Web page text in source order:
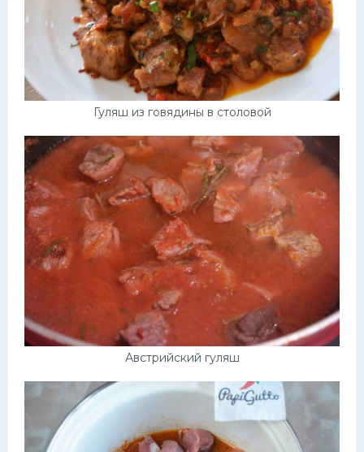
Гуляш из говядины в столовой
Австрийский гуляш